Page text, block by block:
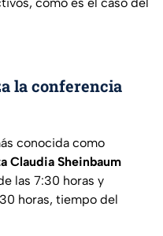
la conferencia
conocida como
Claudia Sheinbaum
las 7:30 horas y
horas, tiempo del